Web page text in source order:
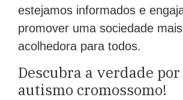
estejamos informados e
promover uma sociedade
acolhedora para todos.
Descubra a verdade
autismo cromossomo!